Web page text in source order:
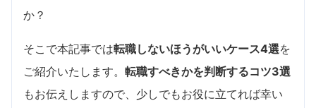
か？
そこで本記事では転職しないほうがいいケース4選を
ご紹介いたします。 転職すべきかを判断するコツ3選
もお伝えしますので、少しでもお役に立てれば幸い